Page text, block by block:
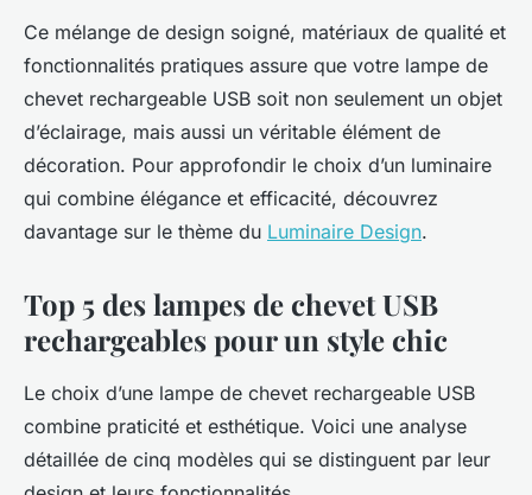
Ce mélange de design soigné, matériaux de qualité et
fonctionnalités pratiques assure que votre lampe de
chevet rechargeable USB soit non seulement un objet
d’éclairage, mais aussi un véritable élément de
décoration. Pour approfondir le choix d’un luminaire
qui combine élégance et efficacité, découvrez
davantage sur le thème du Luminaire Design.
Top 5 des lampes de chevet USB
rechargeables pour un style chic
Le choix d’une lampe de chevet rechargeable USB
combine praticité et esthétique. Voici une analyse
détaillée de cinq modèles qui se distinguent par leur